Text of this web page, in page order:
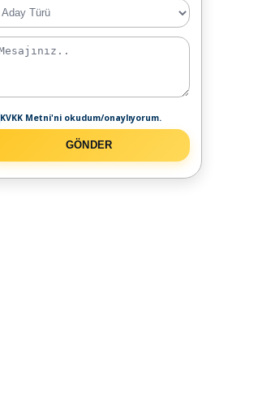
KVKK Metni'ni okudum/onaylıyorum.
GÖNDER